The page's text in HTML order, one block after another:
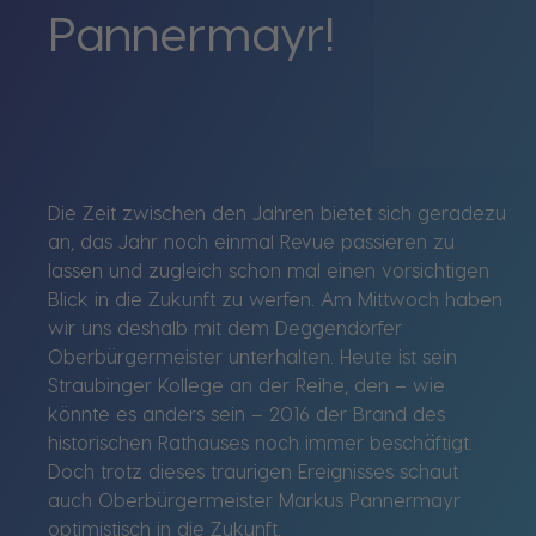
Pannermayr!
Die Zeit zwischen den Jahren bietet sich geradezu
an, das Jahr noch einmal Revue passieren zu
lassen und zugleich schon mal einen vorsichtigen
Blick in die Zukunft zu werfen. Am Mittwoch haben
wir uns deshalb mit dem Deggendorfer
Oberbürgermeister unterhalten. Heute ist sein
Straubinger Kollege an der Reihe, den – wie
könnte es anders sein – 2016 der Brand des
historischen Rathauses noch immer beschäftigt.
Doch trotz dieses traurigen Ereignisses schaut
auch Oberbürgermeister Markus Pannermayr
optimistisch in die Zukunft.